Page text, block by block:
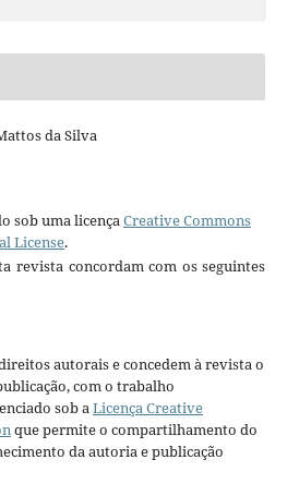
da Silva
sob uma licençaCreative Commons
License.
revista concordam com os seguintes
autorais e concedem à revista o
com o trabalho
sob aLicença Creative
que permite o compartilhamento do
da autoria e publicação